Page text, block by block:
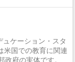
ケーション・スタ
米国での教育に関連
府の実体です。